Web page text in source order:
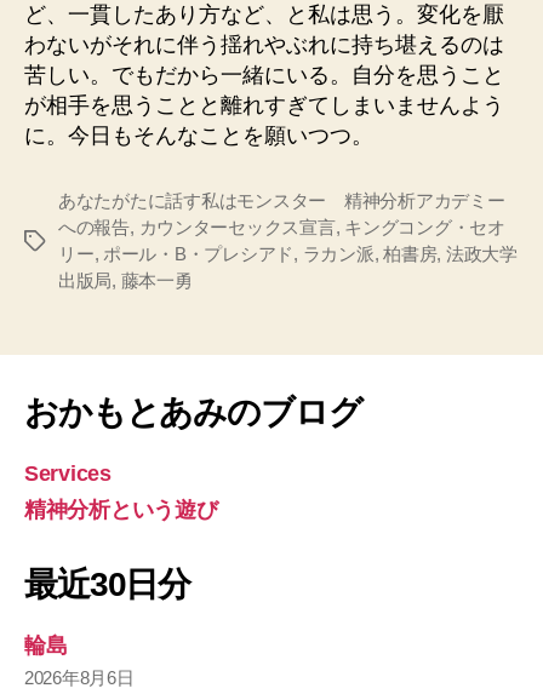
ど、一貫したあり方など、と私は思う。変化を厭
わないがそれに伴う揺れやぶれに持ち堪えるのは
苦しい。でもだから一緒にいる。自分を思うこと
が相手を思うことと離れすぎてしまいませんよう
に。今日もそんなことを願いつつ。
タ
あなたがたに話す私はモンスター 精神分析アカデミー
への報告, カウンターセックス宣言, キングコング・セオ
リー, ポール・B・プレシアド, ラカン派,柏書房, 法政大学
出版局, 藤本一勇
おかもとあみのブログ
Services
精神分析という遊び
最近30日分
輪島
2026年8月6日